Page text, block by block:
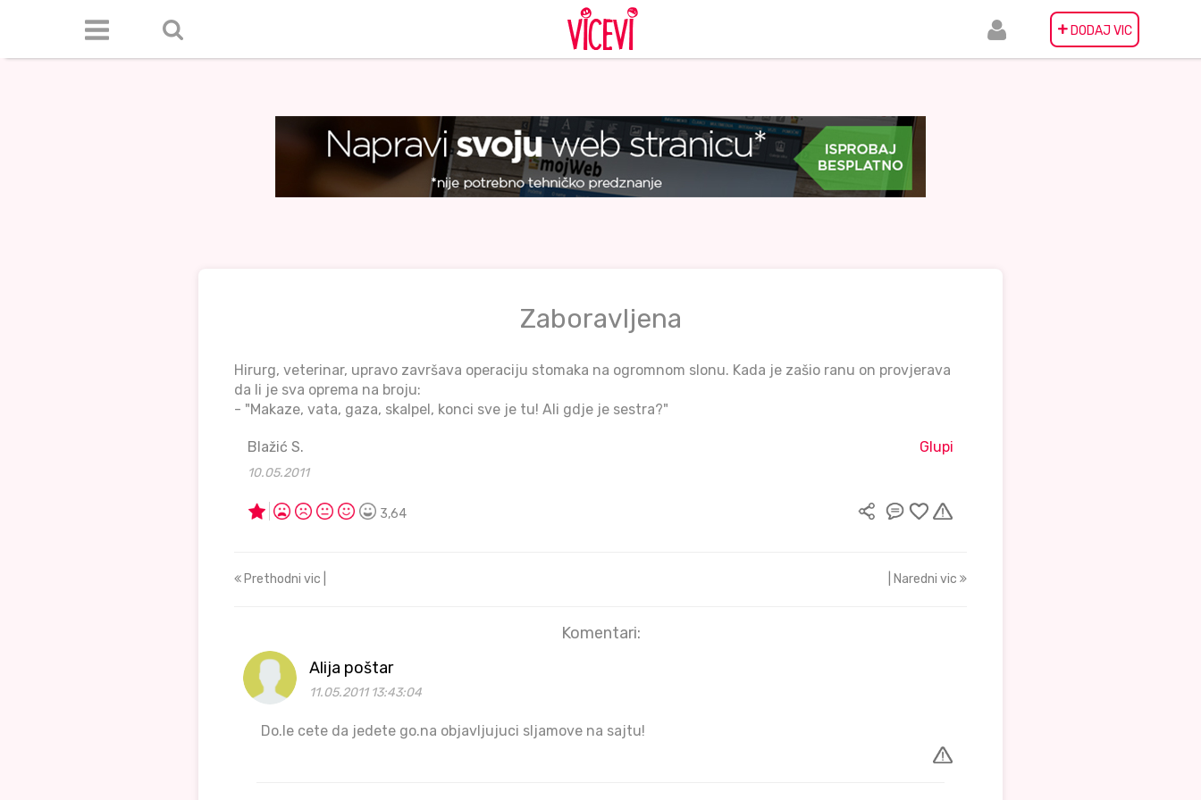
+ DODAJ VIC
Zaboravljena
Hirurg, veterinar, upravo završava operaciju stomaka na ogromnom slonu. Kada je zašio ranu on provjerava
da li je sva oprema na broju:
- "Makaze, vata, gaza, skalpel, konci sve je tu! Ali gdje je sestra?"
Blažić S.
10.05.2011
Glupi
3,64
Prethodni vic | | Naredni vic
Komentari:
Alija poštar
11.05.2011 13:43:04
Do.le cete da jedete go.na objavljujuci sljamove na sajtu!